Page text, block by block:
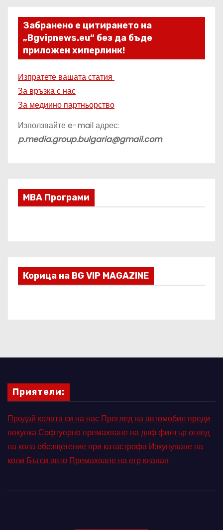
Забранено е цитирането на
„Bgvipnews.eu“ без да бъде
приложен хиперлинк!
Изпратете вашата статия
За връзка с нас
За медиино партньорство
Използвайте e-mail адрес:
p.media.group.bulgaria@gmail.com
МВА Програми
Корица на BG VIP MAGAZINE
Приятели:
Продай колата си на нас Преглед на автомобил преди
покупкаСофтуерно премахване на дпф филтъроглед
на колаобезщетение при катастрофа Изкупуване на
коли Бъгси авто Премахване на егр клапан